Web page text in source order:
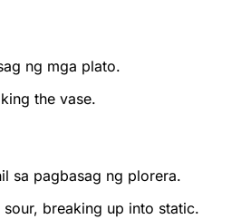
ng mga plato.
the vase.
sa pagbasag ng plorera.
breaking up into static.